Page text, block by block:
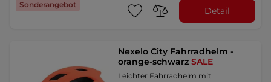
Sonderangebot
Detail
Nexelo City Fahrradhelm -
orange-schwarzSALE
Leichter Fahrradhelm mit